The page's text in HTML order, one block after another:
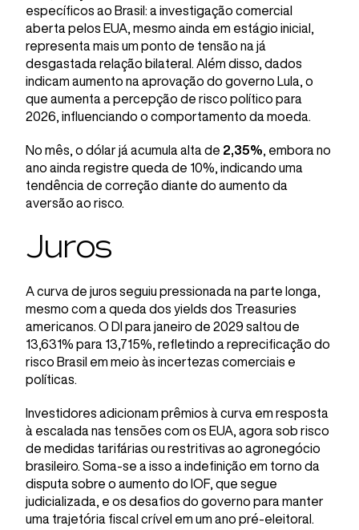
específicos ao Brasil: a investigação comercial
aberta pelos EUA, mesmo ainda em estágio inicial,
representa mais um ponto de tensão na já
desgastada relação bilateral. Além disso, dados
indicam aumento na aprovação do governo Lula, o
que aumenta a percepção de risco político para
2026, influenciando o comportamento da moeda.
No mês, o dólar já acumula alta de 2,35% , embora no
ano ainda registre queda de 10%, indicando uma
tendência de correção diante do aumento da
aversão ao risco.
Juros
A curva de juros seguiu pressionada na parte longa,
mesmo com a queda dos yields dos Treasuries
americanos. O DI para janeiro de 2029 saltou de
13,631% para 13,715%, refletindo a reprecificação do
risco Brasil em meio às incertezas comerciais e
políticas.
Investidores adicionam prêmios à curva em resposta
à escalada nas tensões com os EUA, agora sob risco
de medidas tarifárias ou restritivas ao agronegócio
brasileiro. Soma-se a isso a indefinição em torno da
disputa sobre o aumento do IOF, que segue
judicializada, e os desafios do governo para manter
uma trajetória fiscal crível em um ano pré-eleitoral.